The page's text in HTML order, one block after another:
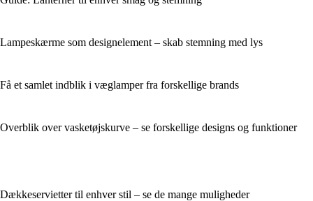
Lampeskærme som designelement – skab stemning med lys
Få et samlet indblik i væglamper fra forskellige brands
Overblik over vasketøjskurve – se forskellige designs og funktioner
Dækkeservietter til enhver stil – se de mange muligheder